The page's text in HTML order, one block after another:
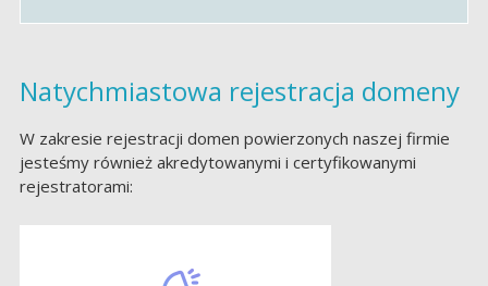
Natychmiastowa rejestracja domeny
W zakresie rejestracji domen powierzonych naszej firmie
jesteśmy również akredytowanymi i certyfikowanymi
rejestratorami: